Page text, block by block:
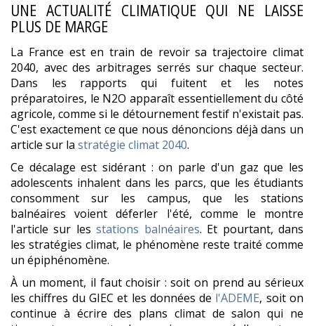
UNE ACTUALITÉ CLIMATIQUE QUI NE LAISSE
PLUS DE MARGE
La France est en train de revoir sa trajectoire climat
2040, avec des arbitrages serrés sur chaque secteur.
Dans les rapports qui fuitent et les notes
préparatoires, le N2O apparaît essentiellement du côté
agricole, comme si le détournement festif n'existait pas.
C'est exactement ce que nous dénoncions déjà dans un
article sur la stratégie climat 2040.
Ce décalage est sidérant : on parle d'un gaz que les
adolescents inhalent dans les parcs, que les étudiants
consomment sur les campus, que les stations
balnéaires voient déferler l'été, comme le montre
l'article sur lesstations balnéaires. Et pourtant, dans
les stratégies climat, le phénomène reste traité comme
un épiphénomène.
À un moment, il faut choisir : soit on prend au sérieux
les chiffres du GIEC et les données de l'ADEME, soit on
continue à écrire des plans climat de salon qui ne